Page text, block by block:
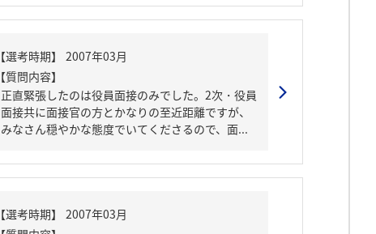
【質問内容】
正直緊張したのは役員面接のみでした。2次・役員
面接共に面接官の方とかなりの至近距離ですが、
みなさん穏やかな態度でいてくださるので、面...